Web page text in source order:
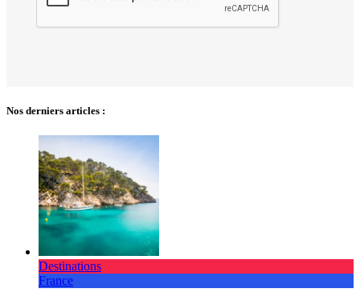
Nos derniers articles :
Destinations
France